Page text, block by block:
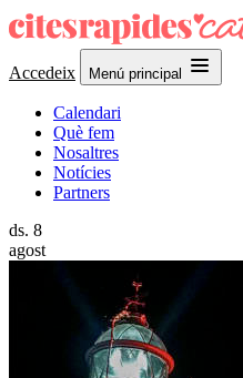
Accedeix Menú principal
Calendari
Què fem
Nosaltres
Notícies
Partners
ds. 8
agost